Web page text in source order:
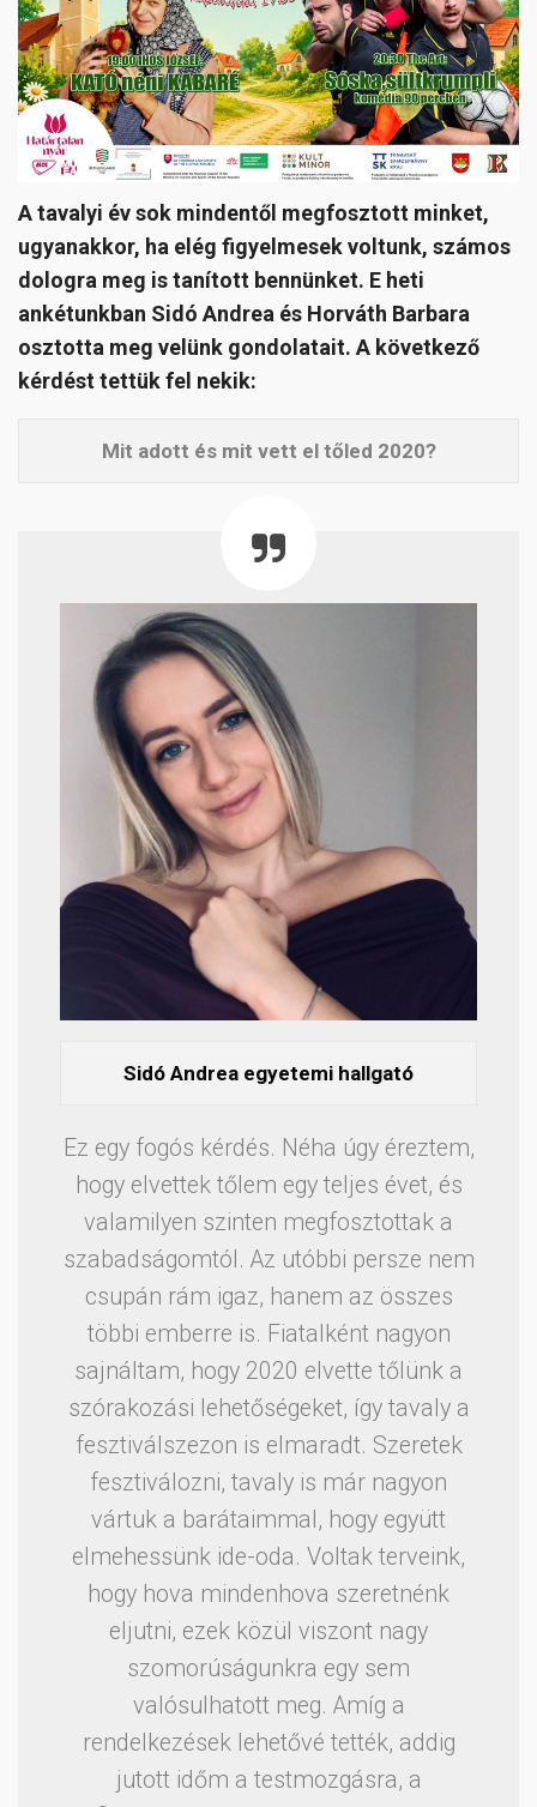
A tavalyi év sok mindentől megfosztott minket,
ugyanakkor, ha elég figyelmesek voltunk, számos
dologra meg is tanított bennünket. E heti
ankétunkban Sidó Andrea és Horváth Barbara
osztotta meg velünk gondolatait. A következő
kérdést tettük fel nekik:
Mit adott és mit vett el tőled 2020?
Sidó Andrea egyetemi hallgató
Ez egy fogós kérdés. Néha úgy éreztem,
hogy elvettek tőlem egy teljes évet, és
valamilyen szinten megfosztottak a
szabadságomtól. Az utóbbi persze nem
csupán rám igaz, hanem az összes
többi emberre is. Fiatalként nagyon
sajnáltam, hogy 2020 elvette tőlünk a
szórakozási lehetőségeket, így tavaly a
fesztiválszezon is elmaradt. Szeretek
fesztiválozni, tavaly is már nagyon
vártuk a barátaimmal, hogy együtt
elmehessünk ide-oda. Voltak terveink,
hogy hova mindenhova szeretnénk
eljutni, ezek közül viszont nagy
szomorúságunkra egy sem
valósulhatott meg. Amíg a
rendelkezések lehetővé tették, addig
jutott időm a testmozgásra, a